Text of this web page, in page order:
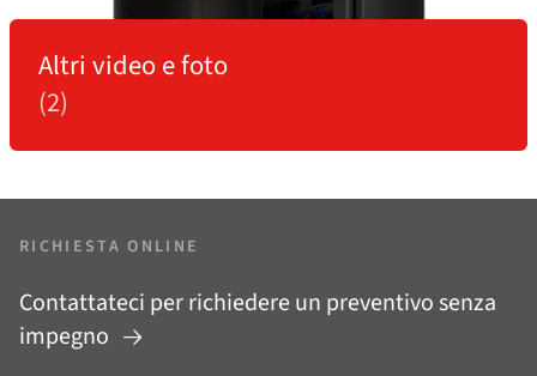
Altri video e foto
(2)
RICHIESTA ONLINE
Contattateci per richiedere un preventivo senza
impegno